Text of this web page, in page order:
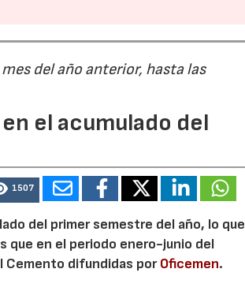
del año anterior, hasta las
el acumulado del
1507
del primer semestre del año, lo que
que en el periodo enero-junio del
Cemento difundidas porOficemen.